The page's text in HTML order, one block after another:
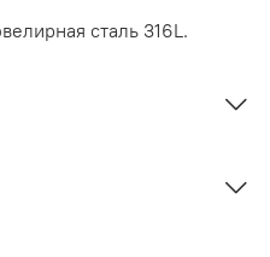
сталь 316L.